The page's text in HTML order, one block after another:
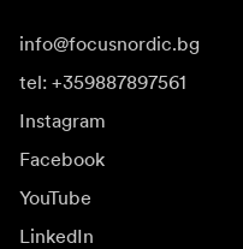
info@focusnordic.bg
tel: +359887897561
Instagram
Facebook
YouTube
LinkedIn